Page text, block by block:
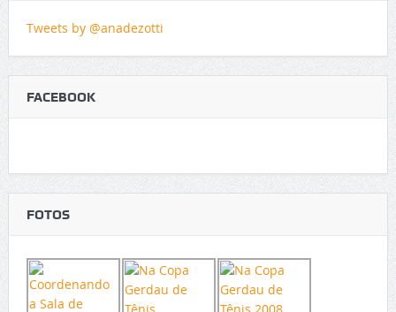
Tweets by @anadezotti
FACEBOOK
FOTOS